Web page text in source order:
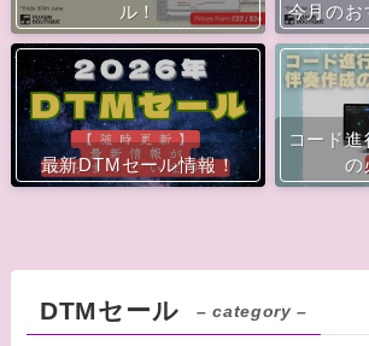
ル！
今月のお
最新DTMセール情報！
コード進
の
DTMセール – category –